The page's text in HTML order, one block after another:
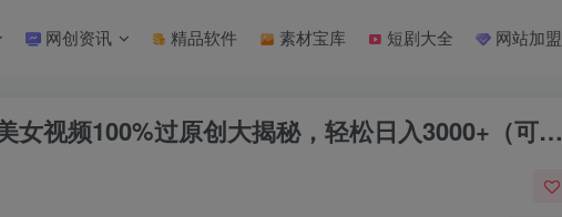
网创资讯 精品软件 素材宝库 短剧大全 网站加盟
女视频100%过原创大揭秘，轻松日入3000+（可…